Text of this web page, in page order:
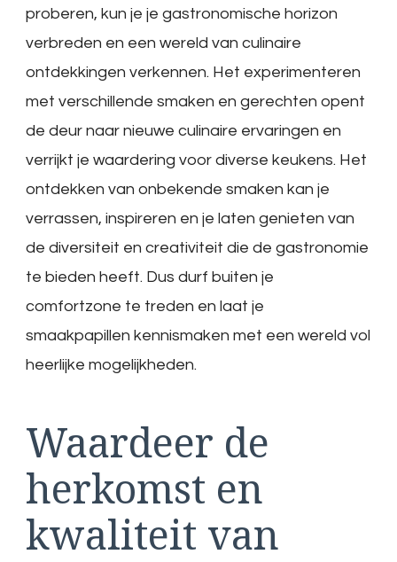
proberen, kun je je gastronomische horizon
verbreden en een wereld van culinaire
ontdekkingen verkennen. Het experimenteren
met verschillende smaken en gerechten opent
de deur naar nieuwe culinaire ervaringen en
verrijkt je waardering voor diverse keukens. Het
ontdekken van onbekende smaken kan je
verrassen, inspireren en je laten genieten van
de diversiteit en creativiteit die de gastronomie
te bieden heeft. Dus durf buiten je
comfortzone te treden en laat je
smaakpapillen kennismaken met een wereld vol
heerlijke mogelijkheden.
Waardeer de
herkomst en
kwaliteit van